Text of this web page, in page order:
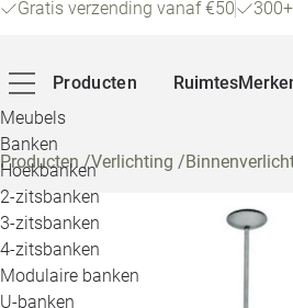
Gratis verzending vanaf €50
Producten
Meubels
Banken
Hoekbanken
2-zitsbanken
3-zitsbanken
4-zitsbanken
Modulaire banken
U-banken
Ruimtes
Producten/Verlichting /